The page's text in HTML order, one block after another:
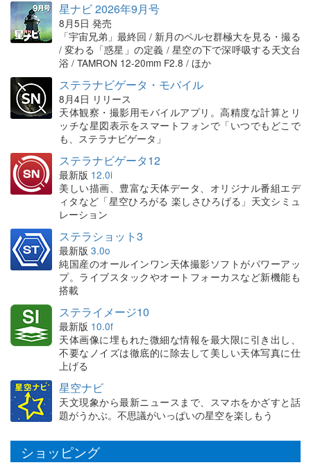
星ナビ 2026年9月号
8月5日 発売
「宇宙兄弟」最終回 / 新月のペルセ群極大を見る・撮る
/ 変わる「惑星」の定義 / 星空の下で深呼吸する天文台
浴 / TAMRON 12-20mm F2.8 / ほか
ステラナビゲータ・モバイル
8月4日 リリース
天体観察・撮影用モバイルアプリ。高精度な計算とリ
ッチな星図表示をスマートフォンで「いつでもどこで
も、ステラナビゲータ」
ステラナビゲータ12
最新版 12.0i
美しい描画、豊富な天体データ、オリジナル番組エデ
ィタなど「星空ひろがる 楽しさひろげる」天文シミュ
レーション
ステラショット3
最新版 3.0o
純国産のオールインワン天体撮影ソフトがパワーアッ
プ。ライブスタックやオートフォーカスなど新機能も
搭載
ステライメージ10
最新版 10.0f
天体画像に埋もれた微細な情報を最大限に引き出し、
不要なノイズは徹底的に除去して美しい天体写真に仕
上げる
星空ナビ
天文現象から最新ニュースまで、スマホをかざすと話
題がうかぶ。不思議がいっぱいの星空を楽しもう
ショッピング